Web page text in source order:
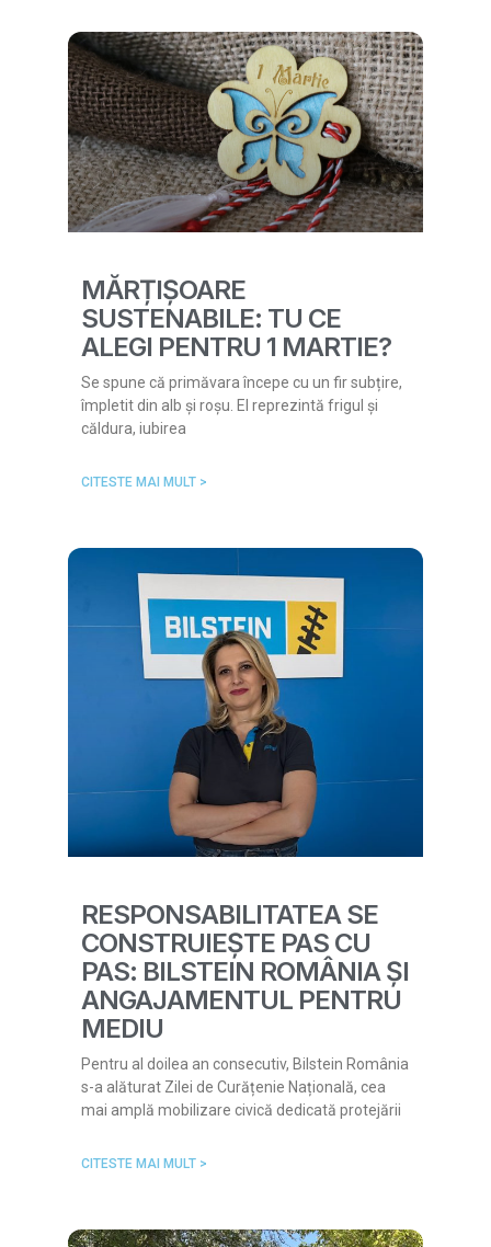
MĂRȚIȘOARE
SUSTENABILE: TU CE
ALEGI PENTRU 1 MARTIE?
Se spune că primăvara începe cu un fir subțire,
împletit din alb și roșu. El reprezintă frigul și
căldura, iubirea
CITESTE MAI MULT >
RESPONSABILITATEA SE
CONSTRUIEȘTE PAS CU
PAS: BILSTEIN ROMÂNIA ȘI
ANGAJAMENTUL PENTRU
MEDIU
Pentru al doilea an consecutiv, Bilstein România
s-a alăturat Zilei de Curățenie Națională, cea
mai amplă mobilizare civică dedicată protejării
CITESTE MAI MULT >